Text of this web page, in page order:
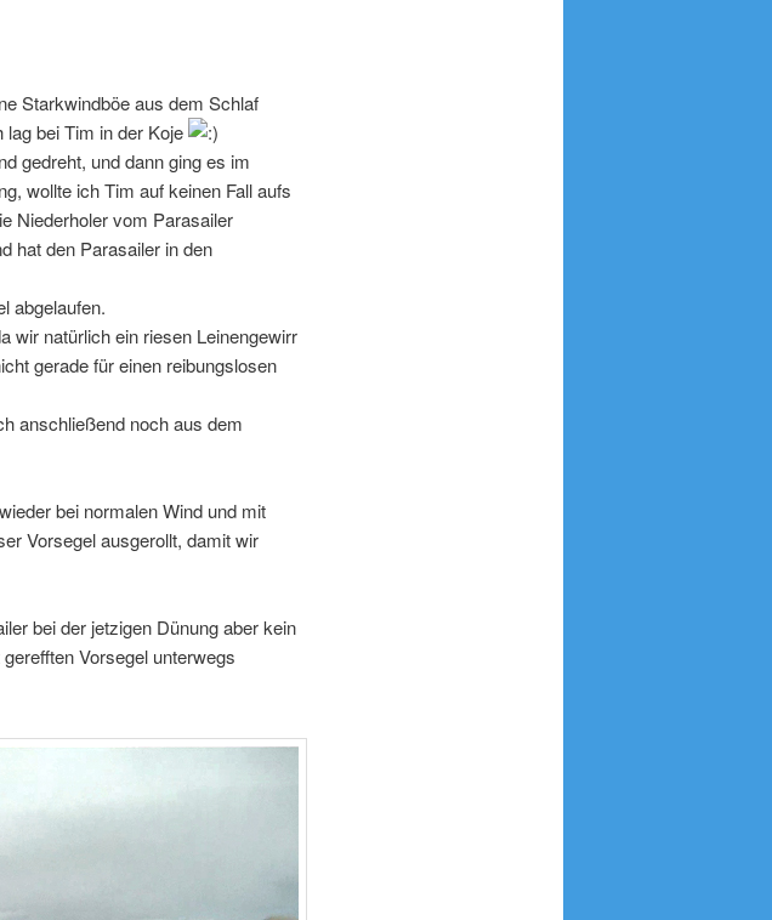
Starkwindböe aus dem Schlaf
bei Tim in der Koje
gedreht, und dann ging es im
wollte ich Tim auf keinen Fall aufs
Niederholer vom Parasailer
hat den Parasailer in den
abgelaufen.
wir natürlich ein riesen Leinengewirr
gerade für einen reibungslosen
anschließend noch aus dem
bei normalen Wind und mit
Vorsegel ausgerollt, damit wir
bei der jetzigen Dünung aber kein
Vorsegel unterwegs